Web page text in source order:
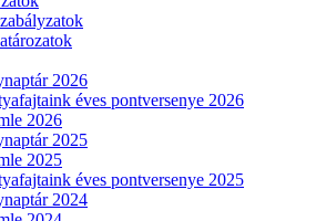
2026
éves pontversenye 2026
2026
2025
2025
éves pontversenye 2025
2024